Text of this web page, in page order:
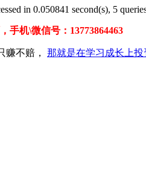
in 0.050841 second(s), 5
手机\微信号：13773864463
赚不赔， 那就是在学习成长上投